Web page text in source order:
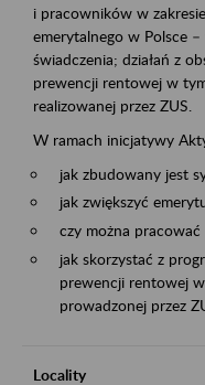
i pracowników w
emerytalnego w Polsce
świadczenia; działań z
prewencji rentowej w
realizowanej przez ZUS.
W ramach inicjatywy
jak zbudowany jest
jak zwiększyć
czy można
jak skorzystać z
prewencji rentowej
prowadzonej przez
Locality